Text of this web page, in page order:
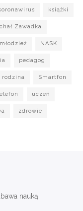
książki
Zawadka
młodzież NASK
pedagog
rodzina Smartfon
uczeń
zdrowie
nauką